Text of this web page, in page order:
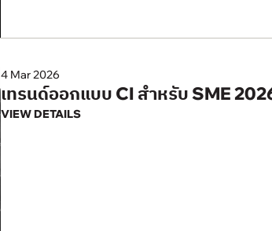
4 Mar 2026
เทรนด์ออกแบบ CI สำหรับ SME
VIEW DETAILS